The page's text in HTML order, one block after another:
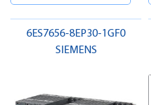
6ES7656-8EP30-1GF0
SIEMENS